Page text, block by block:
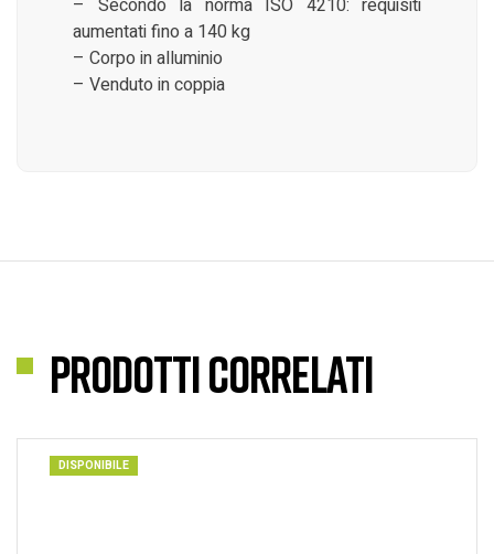
aumentati fino a 140 kg
– Corpo in alluminio
– Venduto in coppia
Prodotti correlati
DISPONIBILE